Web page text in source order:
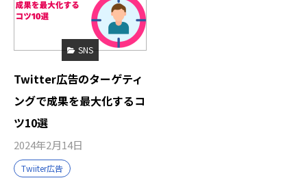
SNS
Twitter広告のターゲティ
ングで成果を最大化するコ
ツ10選
2024年2月14日
Twiiter広告